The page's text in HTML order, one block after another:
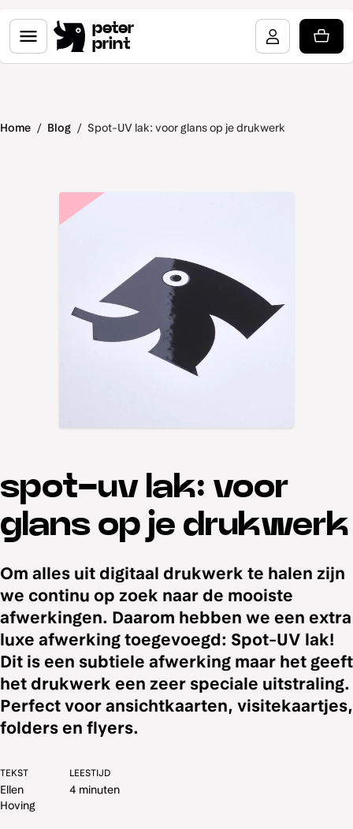
peter
print
Home / Blog / Spot-UV lak: voor glans op je drukwerk
spot-uv lak: voor
glans op je drukwerk
Om alles uit digitaal drukwerk te halen zijn
we continu op zoek naar de mooiste
afwerkingen. Daarom hebben we een extra
luxe afwerking toegevoegd: Spot-UV lak!
Dit is een subtiele afwerking maar het geeft
het drukwerk een zeer speciale uitstraling.
Perfect voor ansichtkaarten, visitekaartjes,
folders en flyers.
TEKST
Ellen
Hoving
LEESTIJD
4 minuten